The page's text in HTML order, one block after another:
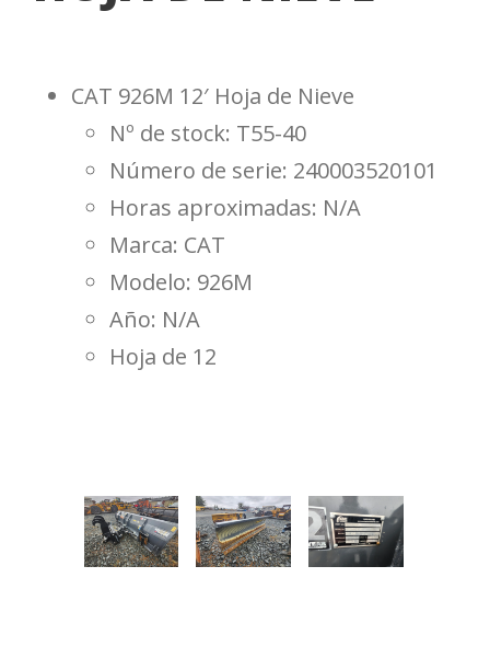
CAT 926M 12′ Hoja de Nieve
Nº de stock: T55-40
Número de serie: 240003520101
Horas aproximadas: N/A
Marca: CAT
Modelo: 926M
Año: N/A
Hoja de 12